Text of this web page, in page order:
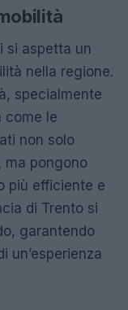
si aspetta un
nella regione.
specialmente
come le
non solo
ma pongono
più efficiente e
di Trento si
garantendo
un’esperienza